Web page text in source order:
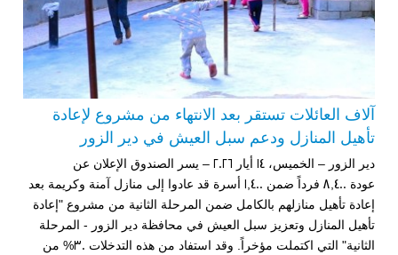
آلاف العائلات تستقر بعد الانتهاء من مشروع لإعادة
تأهيل المنازل ودعم سبل العيش في دير الزور
دير الزور – الخميس، 14 أيار 2026 – يسر الصندوق الإعلان عن
عودة 8,400 فرداً ضمن 1,400 أسرة قد عادوا إلى منازل آمنة وكريمة بعد
إعادة تأهيل منازلهم بالكامل ضمن المرحلة الثانية من مشروع "إعادة
تأهيل المنازل وتعزيز سبل العيش في محافظة دير الزور - المرحلة
الثانية" التي اكتملت مؤخراً. وقد استفاد من هذه التدخلات 30% من